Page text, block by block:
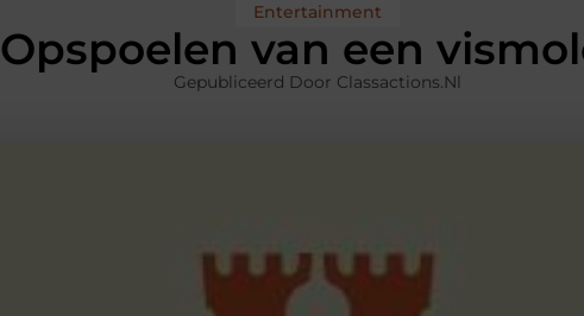
Entertainment
Opspoelen van een
Gepubliceerd Door Classactions.nl